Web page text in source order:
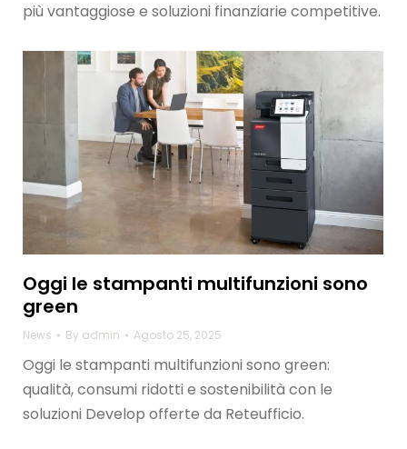
più vantaggiose e soluzioni finanziarie competitive.
Oggi le stampanti multifunzioni sono
green
News By admin Agosto 25, 2025
Oggi le stampanti multifunzioni sono green:
qualità, consumi ridotti e sostenibilità con le
soluzioni Develop offerte da Reteufficio.